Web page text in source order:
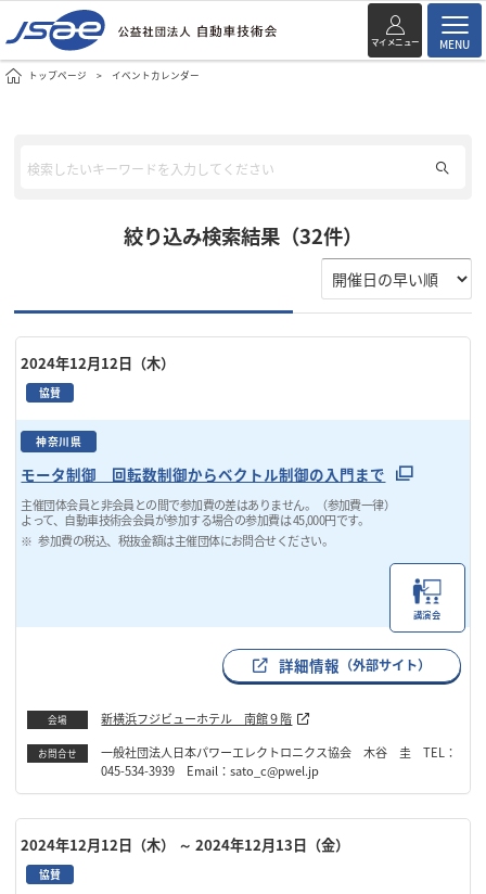
マイメニュー MENU
トップページ イベントカレンダー
絞り込み検索結果（32件）
2024年12月12日（木）
協賛
神奈川県
モータ制御 回転数制御からベクトル制御の入門まで
主催団体会員と非会員との間で参加費の差はありません。（参加費一律）
よって、自動車技術会会員が参加する場合の参加費は 45,000円です。
参加費の税込、税抜金額は主催団体にお問合せください。
講演会
詳細情報 （外部サイト）
会場 新横浜フジビューホテル 南館９階
お問合せ
一般社団法人日本パワーエレクトロニクス協会 木谷 圭 TEL：
045-534-3939 Email：sato_c@pwel.jp
2024年12月12日（木） ～ 2024年12月13日（金）
協賛